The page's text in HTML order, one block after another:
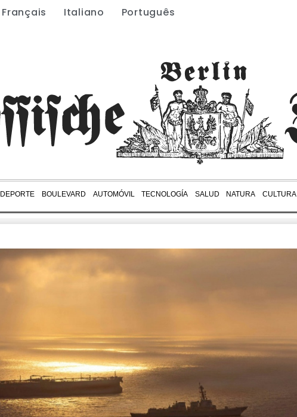
Français Italiano Português
DEPORTE BOULEVARD AUTOMÓVIL TECNOLOGÍA SALUD NATURA CULTURA